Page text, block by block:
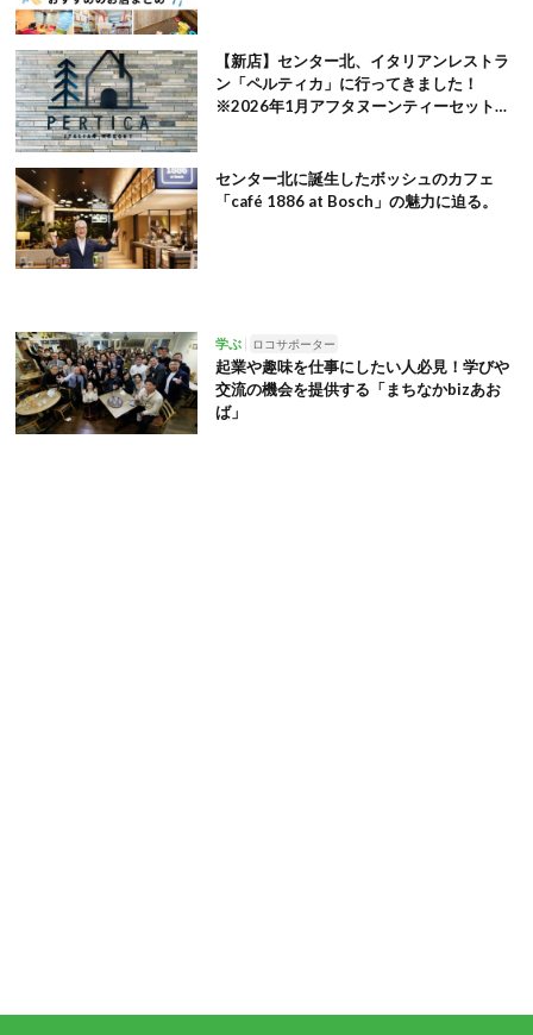
【新店】センター北、イタリアンレストラ
ン「ペルティカ」に行ってきました！
※2026年1月アフタヌーンティーセット追
センター北に誕生したボッシュのカフェ
「café 1886 at Bosch」の魅力に迫る。
学ぶ ロコサポーター
起業や趣味を仕事にしたい人必見！学びや
交流の機会を提供する「まちなかbizあお
ば」